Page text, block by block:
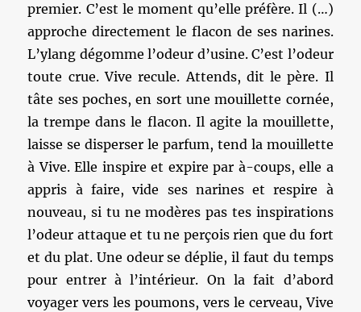
premier. C’est le moment qu’elle préfère. Il (…)
approche directement le flacon de ses narines.
L’ylang dégomme l’odeur d’usine. C’est l’odeur
toute crue. Vive recule. Attends, dit le père. Il
tâte ses poches, en sort une mouillette cornée,
la trempe dans le flacon. Il agite la mouillette,
laisse se disperser le parfum, tend la mouillette
à Vive. Elle inspire et expire par à-coups, elle a
appris à faire, vide ses narines et respire à
nouveau, si tu ne modères pas tes inspirations
l’odeur attaque et tu ne perçois rien que du fort
et du plat. Une odeur se déplie, il faut du temps
pour entrer à l’intérieur. On la fait d’abord
voyager vers les poumons, vers le cerveau, Vive